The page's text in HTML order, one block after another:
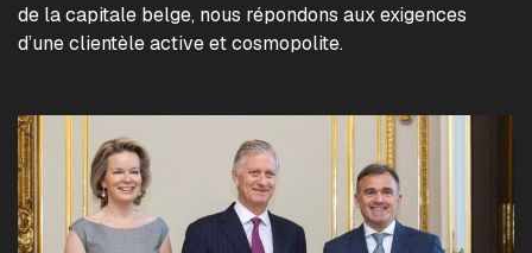
de la capitale belge, nous répondons aux exigences
d’une clientèle active et cosmopolite.